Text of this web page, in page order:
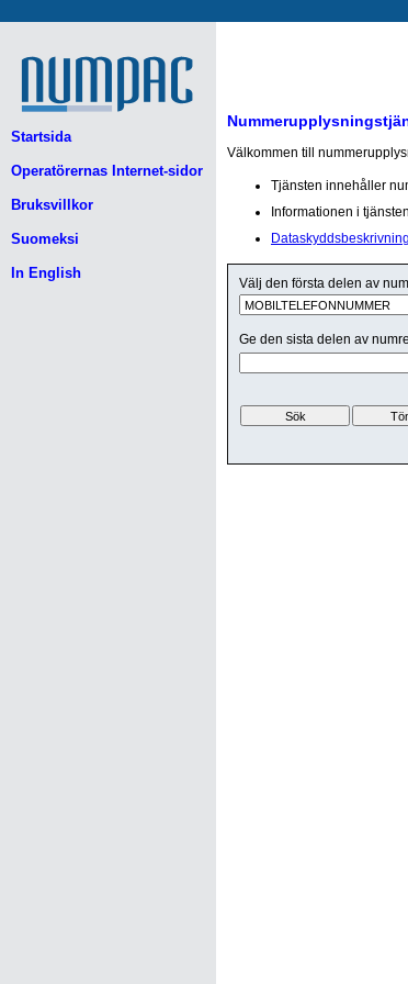
Startsida
Operatörernas Internet-sidor
Bruksvillkor
Suomeksi
In English
Välkommen till
Tjänsten innehåller
Informationen i
Välj den första delen av
Ge den sista delen av